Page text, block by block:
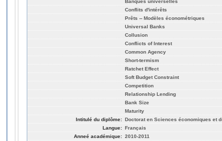
Conflits d'intérêts
Prêts -- Modèles économétriques
Universal Banks
Collusion
Conflicts of Interest
Common Agency
Short-termism
Ratchet Effect
Soft Budget Constraint
Competition
Relationship Lending
Bank Size
Maturity
Intitulé du diplôme: Doctorat en Sciences économiques et
Langue: Français
Anneé académique: 2010-2011